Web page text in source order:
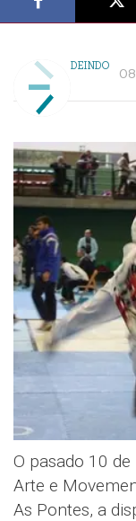
DEINDO
O pasado 10
Arte e
As Pontes, a